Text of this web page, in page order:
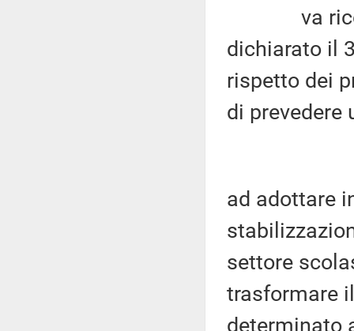
va
dichiarato il
rispetto dei
di prevedere
ad adottare
settore
trasformare
determinato